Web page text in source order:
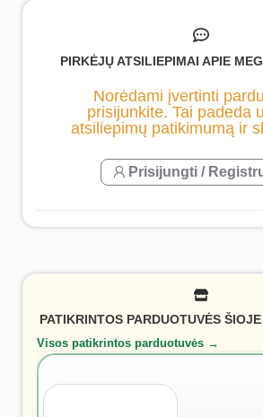
PIRKĖJŲ ATSILIEPIMAI APIE
Norėdami įvertinti
prisijunkite. Tai padeda
atsiliepimų patikimumą ir
Prisijungti /
PATIKRINTOS PARDUOTUVĖS
Visos patikrintos parduotuvės →